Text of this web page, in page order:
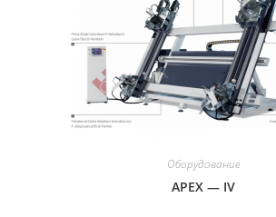
Оборудование
APEX — IV